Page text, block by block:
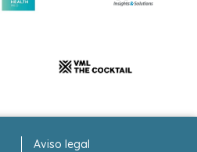
Aviso legal